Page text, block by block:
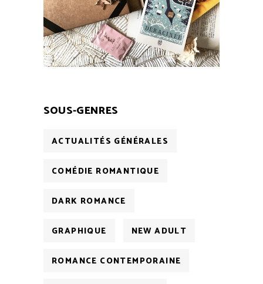
SOUS-GENRES
ACTUALITÉS GÉNÉRALES
COMÉDIE ROMANTIQUE
DARK ROMANCE
GRAPHIQUE NEW ADULT
ROMANCE CONTEMPORAINE